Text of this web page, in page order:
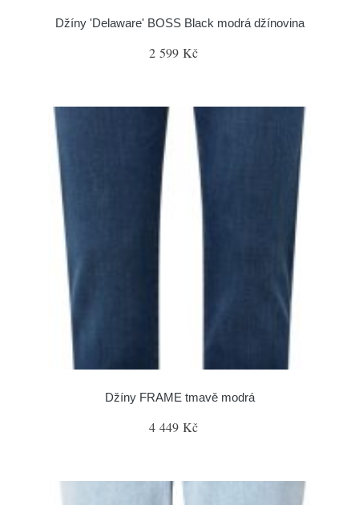
Džíny 'Delaware' BOSS Black modrá džínovina
2 599 Kč
Džíny FRAME tmavě modrá
4 449 Kč